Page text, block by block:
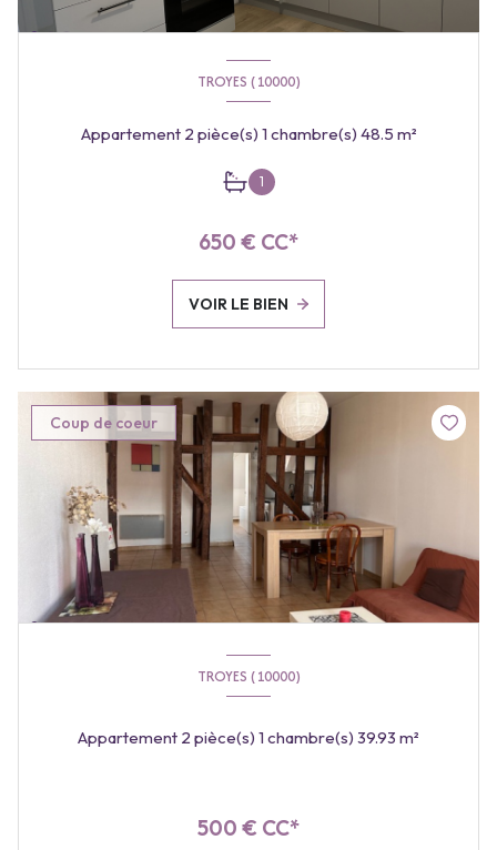
TROYES (10000)
Appartement 2 pièce(s) 1 chambre(s) 48.5 m²
1
650 € CC*
VOIR LE BIEN
Coup de coeur
TROYES (10000)
Appartement 2 pièce(s) 1 chambre(s) 39.93 m²
500 € CC*